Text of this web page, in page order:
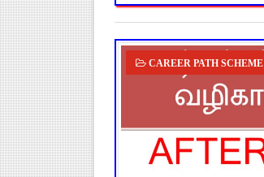
CAREER PATH SCHEME